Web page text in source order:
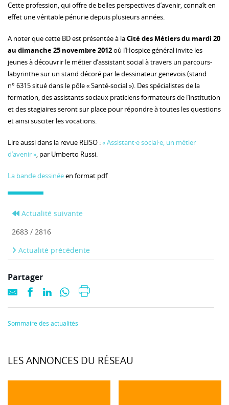
Cette profession, qui offre de belles perspectives d’avenir, connaît en
effet une véritable pénurie depuis plusieurs années.
A noter que cette BD est présentée à laCité des Métiers du mardi 20
au dimanche 25 novembre 2012où l’Hospice général invite les
jeunes à découvrir le métier d’assistant social à travers un parcours-
labyrinthe sur un stand décoré par le dessinateur genevois (stand
n° 6315 situé dans le pôle « Santé-social »). Des spécialistes de la
formation, des assistants sociaux praticiens formateurs de l’institution
et des stagiaires seront sur place pour répondre à toutes les questions
et ainsi susciter les vocations.
Lire aussi dans la revue REISO :« Assistant·e social·e, un métier
d’avenir », par Umberto Russi.
La bande dessinéeen format pdf
Actualité suivante
2683 / 2816
Actualité précédente
Partager
Sommaire des actualités
LES ANNONCES DU RÉSEAU